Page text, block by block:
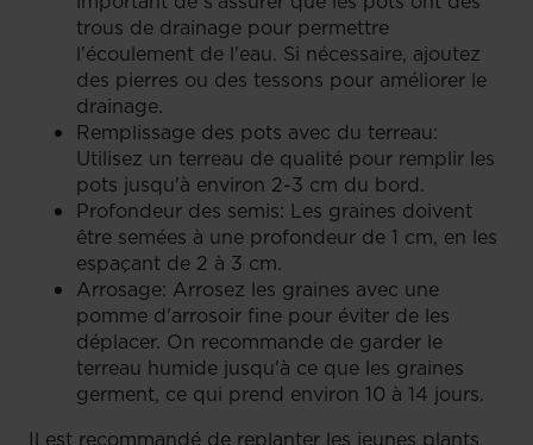
trous de drainage pour permettre
l'écoulement de l'eau. Si nécessaire, ajoutez
des pierres ou des tessons pour améliorer le
drainage.
Remplissage des pots avec du terreau:
Utilisez un terreau de qualité pour remplir les
pots jusqu'à environ 2-3 cm du bord.
Profondeur des semis: Les graines doivent
être semées à une profondeur de 1 cm, en les
espaçant de 2 à 3 cm.
Arrosage: Arrosez les graines avec une
pomme d'arrosoir fine pour éviter de les
déplacer. On recommande de garder le
terreau humide jusqu'à ce que les graines
germent, ce qui prend environ 10 à 14 jours.
Il est recommandé de replanter les jeunes plants